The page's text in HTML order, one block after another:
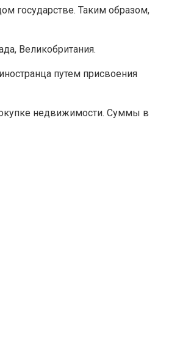
государстве. Таким образом,
Великобритания.
путем присвоения
недвижимости. Суммы в